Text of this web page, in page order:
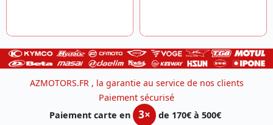
AZMOTORS.FR , la garantie au service de nos clients
Paiement sécurisé
Paiement carte en
3×
de 170€ à 500€